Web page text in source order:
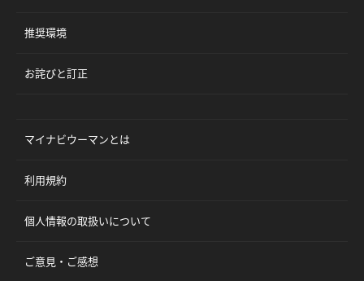
推奨環境
お詫びと訂正
マイナビウーマンとは
利用規約
個人情報の取扱いについて
ご意見・ご感想